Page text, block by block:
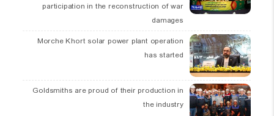
participation in the reconstruction of war
damages
Morche Khort solar power plant operation
has started
Goldsmiths are proud of their production in
the industry